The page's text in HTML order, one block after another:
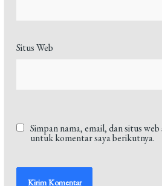
Situs Web
Simpan nama, email, dan situs
untuk komentar saya berikutnya.